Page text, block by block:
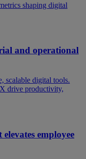
shaping digital
and operational
scalable digital tools.
drive productivity,
employee